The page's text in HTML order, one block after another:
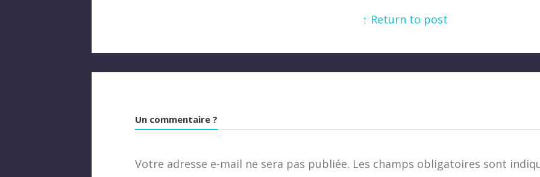
↑ Return to post
Un commentaire ?
Votre adresse e-mail ne sera pas publiée. Les champs obligatoires sont